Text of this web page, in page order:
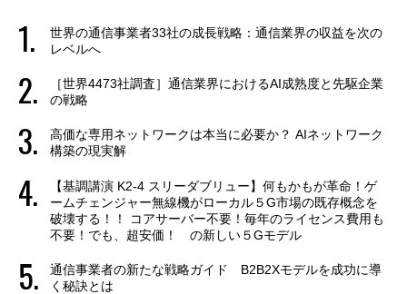
世界の通信事業者33社の成長戦略：通信業界の収益を次の
レベルへ
［世界4473社調査］通信業界におけるAI成熟度と先駆企業
の戦略
高価な専用ネットワークは本当に必要か？ AIネットワーク
構築の現実解
【基調講演 K2-4 スリーダブリュー】何もかもが革命！ゲ
ームチェンジャー無線機がローカル５G市場の既存概念を
破壊する！！ コアサーバー不要！毎年のライセンス費用も
不要！でも、超安価！ の新しい５Gモデル
通信事業者の新たな戦略ガイド B2B2Xモデルを成功に導
く秘訣とは